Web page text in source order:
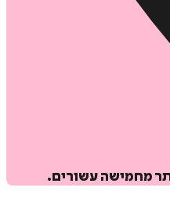
מחמישה עשורים.